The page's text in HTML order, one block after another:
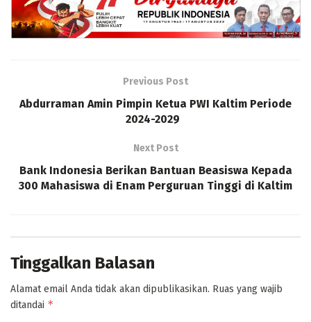
Previous Post
Abdurraman Amin Pimpin Ketua PWI Kaltim Periode
2024-2029
Next Post
Bank Indonesia Berikan Bantuan Beasiswa Kepada
300 Mahasiswa di Enam Perguruan Tinggi di Kaltim
Tinggalkan Balasan
Alamat email Anda tidak akan dipublikasikan. Ruas yang wajib
ditandai *